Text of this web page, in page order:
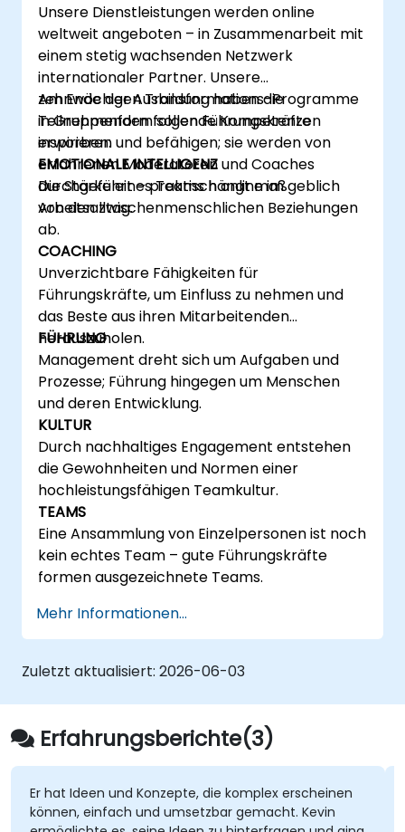
zwischenmenschliche Beziehungen am
Arbeitsplatz zu erfassen.
Unsere Dienstleistungen werden online
weltweit angeboten – in Zusammenarbeit mit
einem stetig wachsenden Netzwerk
internationaler Partner. Unsere
zehnwöchigen Transformations-Programme
in Gruppenform sollen Führungskräfte
inspirieren und befähigen; sie werden von
erfahrenen Moderatoren und Coaches
durchgeführt – praktisch online im
Arbeitsalltag.
Am Ende der Ausbildung haben die
Teilnehmenden folgende Kompetenzen
erworben:
EMOTIONALE INTELLIGENZ
Die Stärke eines Teams hängt maßgeblich
von den zwischenmenschlichen Beziehungen
ab.
COACHING
Unverzichtbare Fähigkeiten für
Führungskräfte, um Einfluss zu nehmen und
das Beste aus ihren Mitarbeitenden
herauszuholen.
FÜHRUNG
Management dreht sich um Aufgaben und
Prozesse; Führung hingegen um Menschen
und deren Entwicklung.
KULTUR
Durch nachhaltiges Engagement entstehen
die Gewohnheiten und Normen einer
hochleistungsfähigen Teamkultur.
TEAMS
Eine Ansammlung von Einzelpersonen ist noch
kein echtes Team – gute Führungskräfte
formen ausgezeichnete Teams.
Mehr Informationen...
Zuletzt aktualisiert: 2026-06-03
Erfahrungsberichte(3)
Er hat Ideen und Konzepte, die komplex erscheinen
können, einfach und umsetzbar gemacht. Kevin